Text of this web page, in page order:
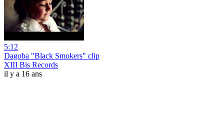
5:12
Dagoba "Black Smokers" clip
XIII Bis Records
il y a 16 ans